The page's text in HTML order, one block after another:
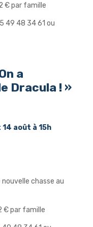
€ par famille
49 48 34 61 ou
a
Dracula ! »
août à 15h
chasse au
€ par famille